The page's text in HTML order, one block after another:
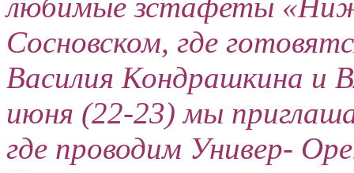
Сосновском, где
Василия Кондрашкина и
июня (22-23) мы
где проводим Универ-